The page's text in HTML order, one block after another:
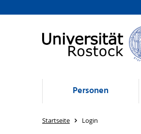
Personen
Startseite Login